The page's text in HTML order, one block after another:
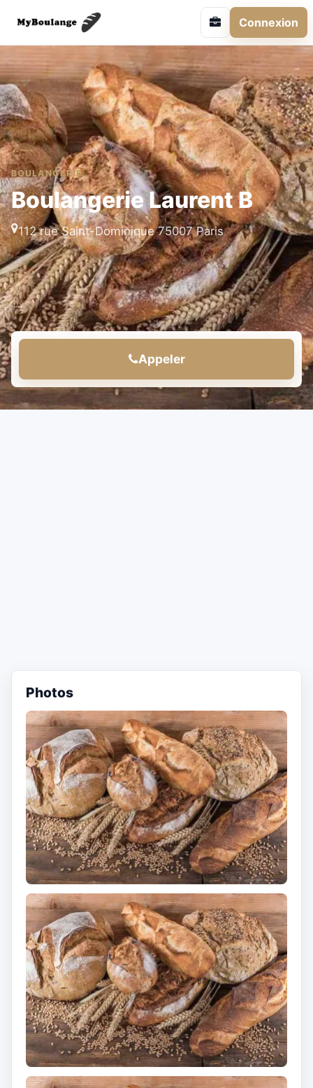
Connexion
BOULANGERIE
Boulangerie Laurent B
112 rue Saint-Dominique 75007 Paris
Appeler
Photos